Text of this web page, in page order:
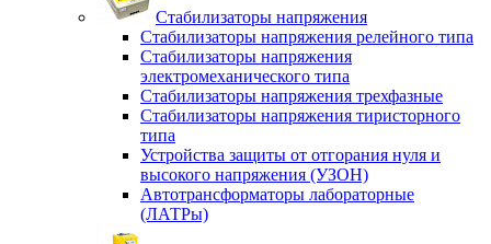
Стабилизаторы напряжения
Стабилизаторы напряжения релейного типа
Стабилизаторы напряжения
электромеханического типа
Стабилизаторы напряжения трехфазные
Стабилизаторы напряжения тиристорного
типа
Устройства защиты от отгорания нуля и
высокого напряжения (УЗОН)
Автотрансформаторы лабораторные
(ЛАТРы)